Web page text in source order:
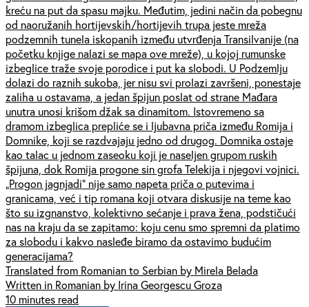
kreću na put da spasu majku. Međutim, jedini način da pobegnu
od naoružanih hortijevskih/hortijevih trupa jeste mreža
podzemnih tunela iskopanih između utvrđenja Transilvanije (na
početku knjige nalazi se mapa ove mreže), u kojoj rumunske
izbeglice traže svoje porodice i put ka slobodi. U Podzemlju
dolazi do raznih sukoba, jer nisu svi prolazi završeni, ponestaje
zaliha u ostavama, a jedan špijun poslat od strane Mađara
unutra unosi krišom džak sa dinamitom. Istovremeno sa
dramom izbeglica prepliće se i ljubavna priča između Romija i
Domnike, koji se razdvajaju jedno od drugog. Domnika ostaje
kao talac u jednom zaseoku koji je naseljen grupom ruskih
špijuna, dok Romija progone sin grofa Telekija i njegovi vojnici.
„Progon jagnjadi” nije samo napeta priča o putevima i
granicama, već i tip romana koji otvara diskusije na teme kao
što su izgnanstvo, kolektivno sećanje i prava žena, podstičući
nas na kraju da se zapitamo: koju cenu smo spremni da platimo
za slobodu i kakvo nasleđe biramo da ostavimo budućim
generacijama?
Translated from Romanian to Serbian by Mirela Belada
Written in Romanian by Irina Georgescu Groza
10 minutes read